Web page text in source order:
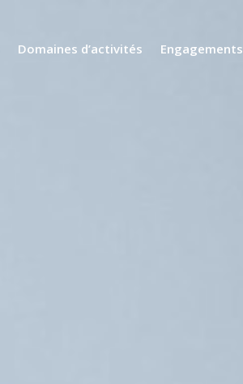
Domaines d’activités Engagements